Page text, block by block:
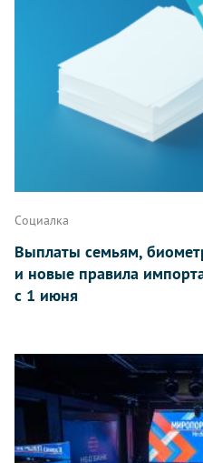
Социалка
Выплаты семьям,
и новые правила
с 1 июня